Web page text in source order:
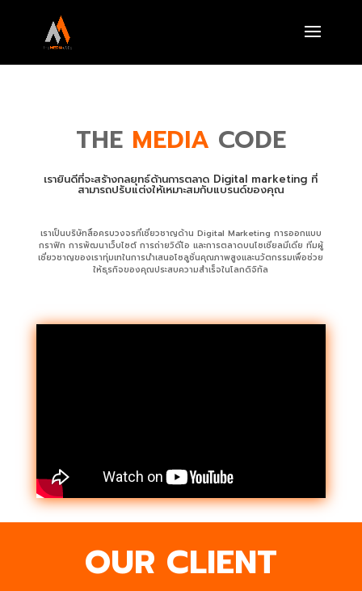
THEMEDIA CODE
เรายินดีที่จะสร้างกลยุทธ์ด้านการตลาด Digital marketing ที่
สามารถปรับแต่งให้เหมาะสมกับแบรนด์ของคุณ
เราเป็นบริษัทสื่อครบวงจรที่เชี่ยวชาญด้าน Digital Marketing การออกแบบ
กราฟิก การพัฒนาเว็บไซต์ การถ่ายวิดีโอ และการตลาดบนโซเชียลมีเดีย ทีมผู้
เชี่ยวชาญของเราทุ่มเทในการนำเสนอโซลูชั่นคุณภาพสูงและนวัตกรรมเพื่อช่วย
ให้ธุรกิจของคุณประสบความสำเร็จในโลกดิจิทัล
OUR CLIENT